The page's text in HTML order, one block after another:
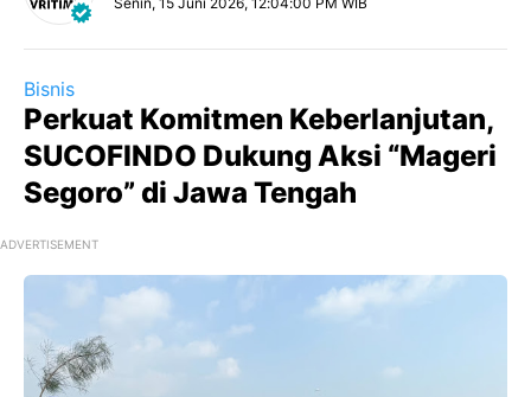
Bisnis
Perkuat Komitmen Keberlanjutan,
SUCOFINDO Dukung Aksi “Mageri
Segoro” di Jawa Tengah
ADVERTISEMENT